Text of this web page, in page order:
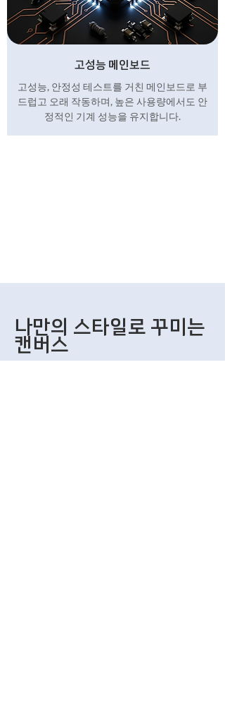
고성능 메인보드
고성능, 안정성 테스트를 거친 메인보드로 부
드럽고 오래 작동하며, 높은 사용량에서도 안
정적인 기계 성능을 유지합니다.
나만의 스타일로 꾸미는
캔버스